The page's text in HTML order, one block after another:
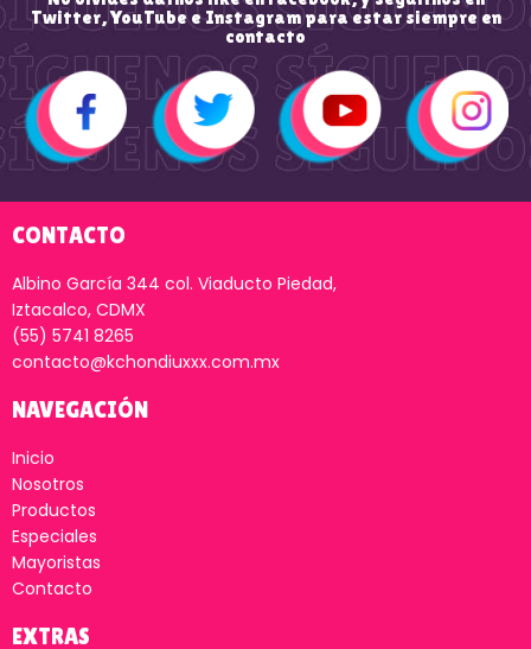
Twitter, YouTube e Instagram para estar siempre en
contacto
CONTACTO
Albino García 344 col. Viaducto Piedad,
Iztacalco, CDMX
(55) 5741 8265
contacto@kchondiuxxx.com.mx
NAVEGACIÓN
Inicio
Nosotros
Productos
Especiales
Mayoristas
Contacto
EXTRAS